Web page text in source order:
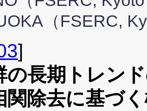
（FSERC,
]
の長期トレン
関除去に基づ